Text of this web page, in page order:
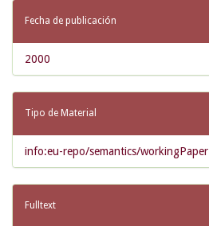
Fecha de publicación
2000
Tipo de Material
info:eu-repo/semantics/workingPaper
Fulltext